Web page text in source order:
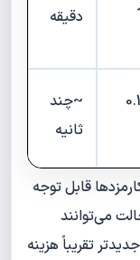
دقیقه
چند سنت (کمتر از 0.1
~چند
ثانیه
قابل توجه
می‌توانند
تقریباً هزینه